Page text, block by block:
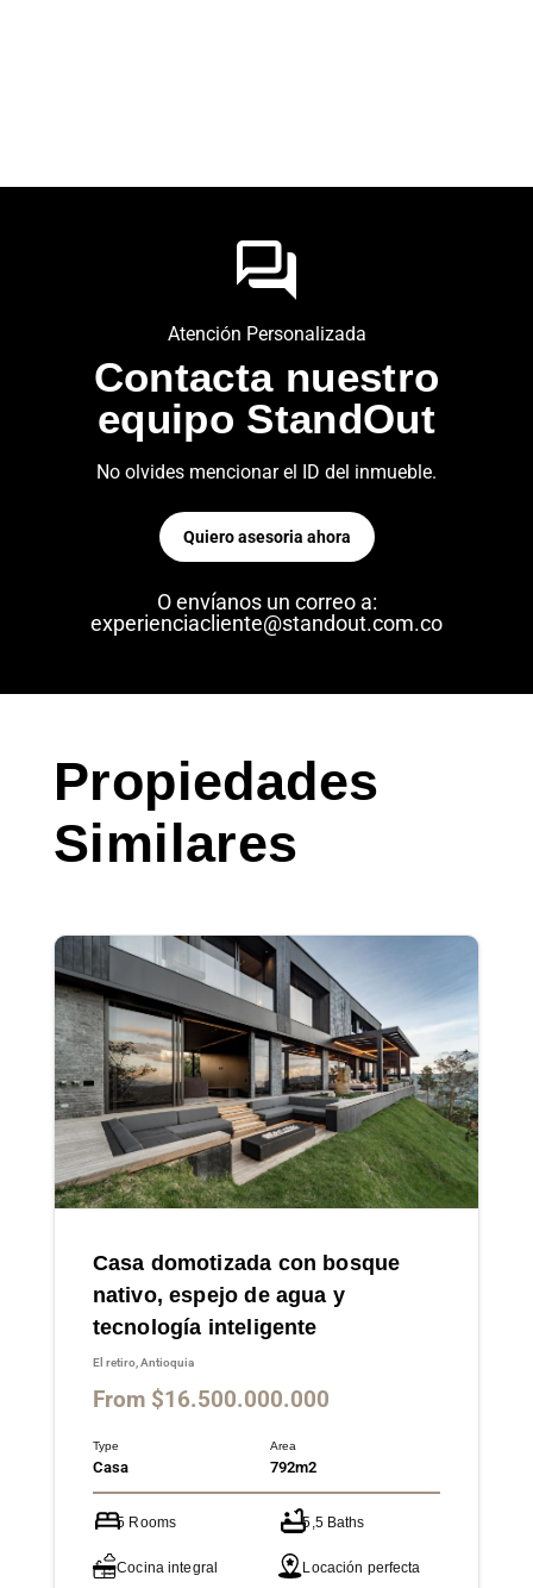
Atención Personalizada
Contacta nuestro
equipo StandOut
No olvides mencionar el ID del inmueble.
Quiero asesoria ahora
O envíanos un correo a:
experienciacliente@standout.com.co
Propiedades
Similares
Casa domotizada con bosque
nativo, espejo de agua y
tecnología inteligente
El retiro, Antioquia
From $16.500.000.000
Type
Casa
Area
792m2
5 Rooms 5,5 Baths
Cocina integral Locación perfecta